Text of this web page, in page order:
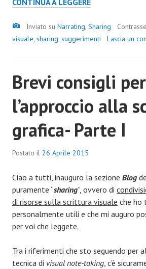
Inviato su Narrating, Sharing
visuale, sharing, suggerimenti Lascia un
Brevi consigli per
l’approccio alla
grafica- Parte I
Postato il 26 Aprile 2015
Ciao a tutti, inauguro la sezione Blog
puramente “sharing”, ovvero di
di risorse sulla scrittura visuale che ho
personalmente utili e che mi auguro
per voi che leggete.
Tra i riferimenti che sto seguendo per
tecnica di visual note-taking , c’è